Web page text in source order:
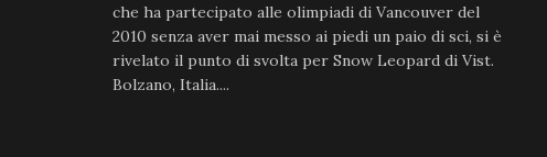
che ha partecipato alle olimpiadi di Vancouver del
2010 senza aver mai messo ai piedi un paio di sci, si è
rivelato il punto di svolta per Snow Leopard di Vist.
Bolzano, Italia....